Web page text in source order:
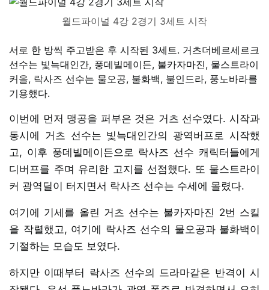
월드파이널 4강 2경기 3세트 시작
서로 한 방씩 주고받은 후 시작된 3세트. 거츠더베르세르크
선수는 빛늑대인간, 풍데빌메이든, 불카자마진, 물스트라이
커을, 락사즈 선수는 물오공, 불화백, 불인드라, 풍노바라를
기용했다.
이번에 먼저 맹공을 퍼부은 것은 거츠 선수였다. 시작과
동시에 거츠 선수는 빛늑대인간의 광역버프로 시작했
고, 이후 풍데빌메이든으로 락사즈 선수 캐릭터들에게
디버프를 주며 유리한 고지를 선점했다. 또 물스트라이
커 광역딜이 터지면서 락사즈 선수는 수세에 몰렸다.
여기에 기세를 올린 거츠 선수는 불카자마진 2번 스킬
을 작렬했고, 여기에 락사즈 선수의 물오공과 불화백이
기절하는 모습도 보였다.
하지만 이때부터 락사즈 선수의 드라마같은 반격이 시